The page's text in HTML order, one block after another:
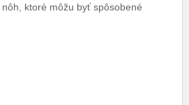
ktoré môžu byť spôsobené